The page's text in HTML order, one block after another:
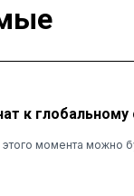
к глобальному
момента можно